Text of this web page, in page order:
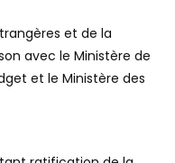
et de la
avec le Ministère de
et le Ministère des